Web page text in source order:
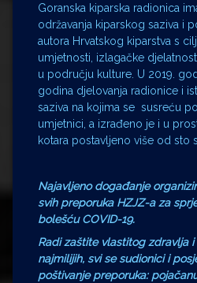
Goranska kiparska radionica
održavanja kiparskog saziva i
autora Hrvatskog kiparstva s
umjetnosti, izlagačke
u području kulture. U 2019.
godina djelovanja radionice i
saziva na kojima se susreću
umjetnici, a izrađeno je i u
kotara postavljeno više od sto
Najavljeno događanje
svih preporuka HZJZ-a za
bolešću COVID-19.
Radi zaštite vlastitog zdravlja i
najmilijih, svi se sudionici i
poštivanje preporuka: